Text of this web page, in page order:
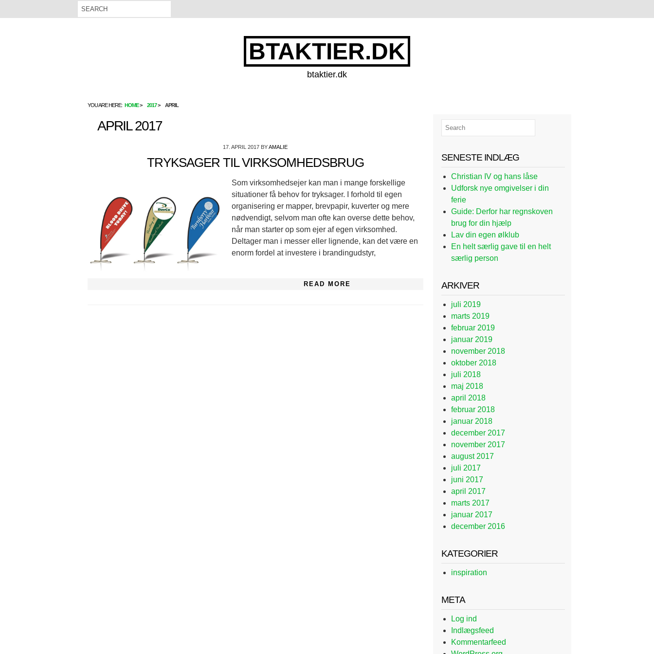
BTAKTIER.DK
btaktier.dk
YOU ARE HERE: HOME 2017 APRIL
APRIL 2017
17. APRIL 2017 BYAMALIE
TRYKSAGER TIL VIRKSOMHEDSBRUG
Som virksomhedsejer kan man i mange forskellige
situationer få behov for tryksager. I forhold til egen
organisering er mapper, brevpapir, kuverter og mere
nødvendigt, selvom man ofte kan overse dette behov,
når man starter op som ejer af egen virksomhed.
Deltager man i messer eller lignende, kan det være en
enorm fordel at investere i brandingudstyr,
READ MORE
SENESTE INDLÆG
Christian IV og hans låse
Udforsk nye omgivelser i din
ferie
Guide: Derfor har regnskoven
brug for din hjælp
Lav din egen ølklub
En helt særlig gave til en helt
særlig person
ARKIVER
juli 2019
marts 2019
februar 2019
januar 2019
november 2018
oktober 2018
juli 2018
maj 2018
april 2018
februar 2018
januar 2018
december 2017
november 2017
august 2017
juli 2017
juni 2017
april 2017
marts 2017
januar 2017
december 2016
KATEGORIER
inspiration
META
Log ind
Indlægsfeed
Kommentarfeed